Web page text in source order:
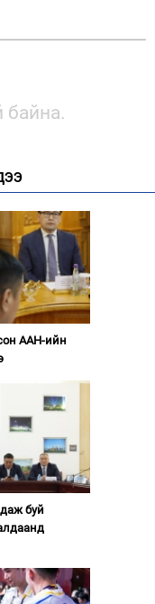
байна.
ААН-ийн
буй